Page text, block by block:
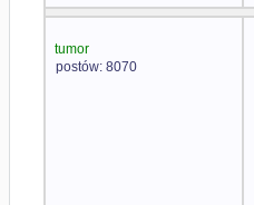
tumor
postów: 8070